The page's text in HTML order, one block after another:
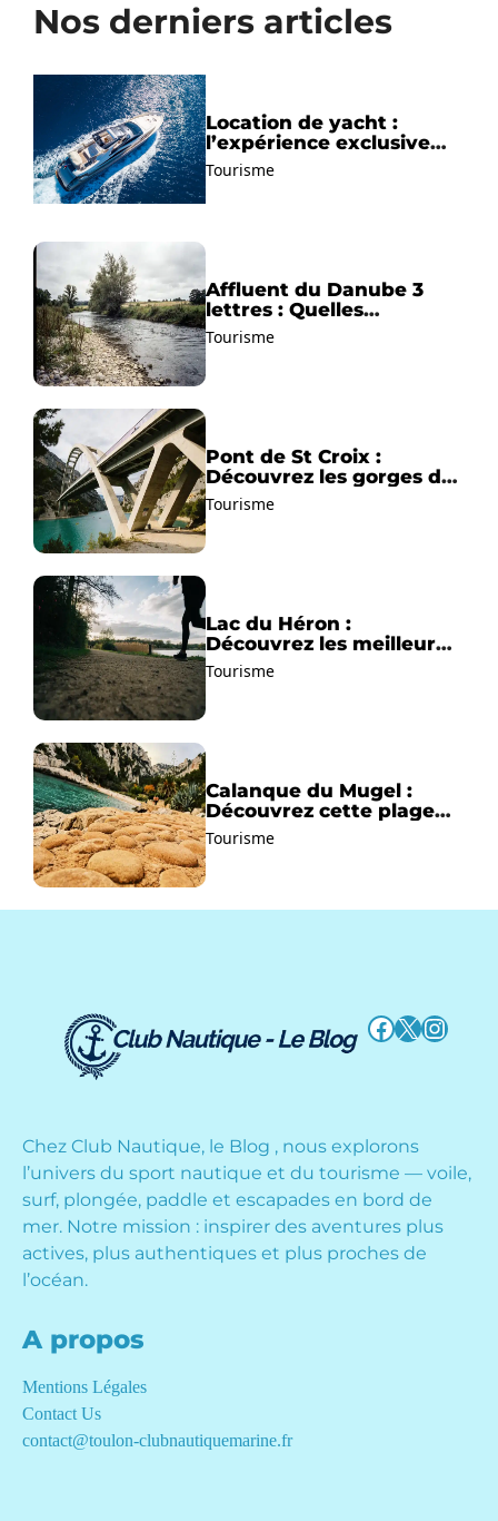
Nos derniers articles
Location de yacht :
l’expérience exclusive
pour découvrir la
Méditerranée autrement
Tourisme
Affluent du Danube 3
lettres : Quelles
solutions trouver ?
Tourisme
Pont de St Croix :
Découvrez les gorges du
Verdon !
Tourisme
Lac du Héron :
Découvrez les meilleurs
sentiers de randonnée !
Tourisme
Calanque du Mugel :
Découvrez cette plage
paradisiaque à La Ciotat
!
Tourisme
Facebook
X
Chez Club Nautique, le Blog , nous explorons
l’univers du sport nautique et du tourisme — voile,
surf, plongée, paddle et escapades en bord de
mer. Notre mission : inspirer des aventures plus
actives, plus authentiques et plus proches de
l’océan.
A propos
Mentions Légales
Contact Us
contact@toulon-clubnautiquemarine.fr